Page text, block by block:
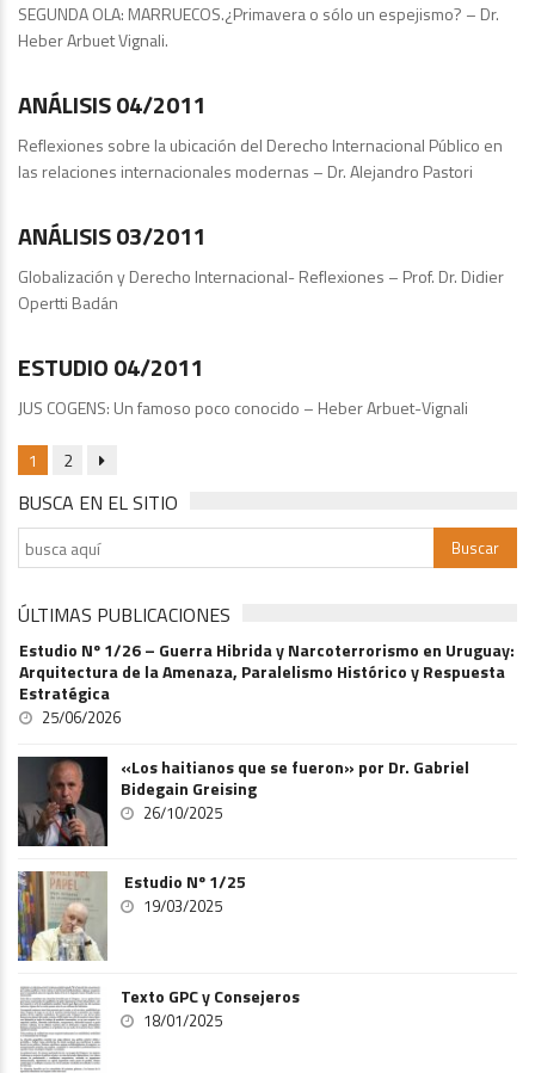
SEGUNDA OLA: MARRUECOS.¿Primavera o sólo un espejismo? – Dr.
Heber Arbuet Vignali.
Publicaciones
ANÁLISIS 04/2011
Reflexiones sobre la ubicación del Derecho Internacional Público en
las relaciones internacionales modernas – Dr. Alejandro Pastori
Análisis
ANÁLISIS 03/2011
Globalización y Derecho Internacional- Reflexiones – Prof. Dr. Didier
Opertti Badán
Publicaciones
ESTUDIO 04/2011
JUS COGENS: Un famoso poco conocido – Heber Arbuet-Vignali
1 2
BUSCA EN EL SITIO
ÚLTIMAS PUBLICACIONES
Estudio Nº 1/26 – Guerra Hibrida y Narcoterrorismo en Uruguay:
Arquitectura de la Amenaza, Paralelismo Histórico y Respuesta
Estratégica
25/06/2026
«Los haitianos que se fueron» por Dr. Gabriel
Bidegain Greising
26/10/2025
Estudio Nº 1/25
19/03/2025
Texto GPC y Consejeros
18/01/2025